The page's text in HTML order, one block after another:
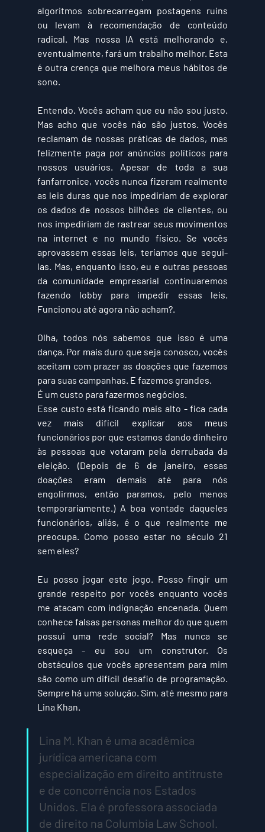
algoritmos sobrecarregam postagens ruins
ou levam à recomendação de conteúdo
radical. Mas nossa IA está melhorando e,
eventualmente, fará um trabalho melhor. Esta
é outra crença que melhora meus hábitos de
sono.
Entendo. Vocês acham que eu não sou justo.
Mas acho que vocês não são justos. Vocês
reclamam de nossas práticas de dados, mas
felizmente paga por anúncios políticos para
nossos usuários. Apesar de toda a sua
fanfarronice, vocês nunca fizeram realmente
as leis duras que nos impediriam de explorar
os dados de nossos bilhões de clientes, ou
nos impediriam de rastrear seus movimentos
na internet e no mundo físico. Se vocês
aprovassem essas leis, teríamos que segui-
las. Mas, enquanto isso, eu e outras pessoas
da comunidade empresarial continuaremos
fazendo lobby para impedir essas leis.
Funcionou até agora não acham?.
Olha, todos nós sabemos que isso é uma
dança. Por mais duro que seja conosco, vocês
aceitam com prazer as doações que fazemos
para suas campanhas. E fazemos grandes.
É um custo para fazermos negócios.
Esse custo está ficando mais alto - fica cada
vez mais difícil explicar aos meus
funcionários por que estamos dando dinheiro
às pessoas que votaram pela derrubada da
eleição. (Depois de 6 de janeiro, essas
doações eram demais até para nós
engolirmos, então paramos, pelo menos
temporariamente.) A boa vontade daqueles
funcionários, aliás, é o que realmente me
preocupa. Como posso estar no século 21
sem eles?
Eu posso jogar este jogo. Posso fingir um
grande respeito por vocês enquanto vocês
me atacam com indignação encenada. Quem
conhece falsas personas melhor do que quem
possui uma rede social? Mas nunca se
esqueça - eu sou um construtor. Os
obstáculos que vocês apresentam para mim
são como um difícil desafio de programação.
Sempre há uma solução. Sim, até mesmo para
Lina Khan.
Lina M. Khan é uma acadêmica
jurídica americana com
especialização em direito antitruste
e de concorrência nos Estados
Unidos. Ela é professora associada
de direito na Columbia Law School.